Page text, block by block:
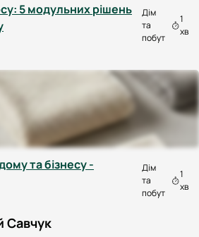
5 модульних рішень
Дім
та
побут
1
хв
та бізнесу -
Дім
та
побут
1
хв
Савчук